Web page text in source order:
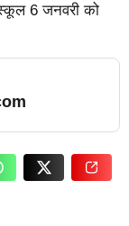
6 जनवरी को
… Read More